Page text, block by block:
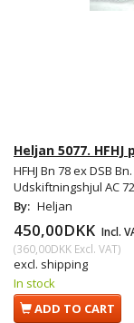
Heljan 5077.
HFHJ Bn 78 ex DSB
Udskiftningshjul AC
By: Heljan
450,00DKK Incl.
(360,00DKK Excl. VAT)
excl. shipping
In stock
ADD TO CART